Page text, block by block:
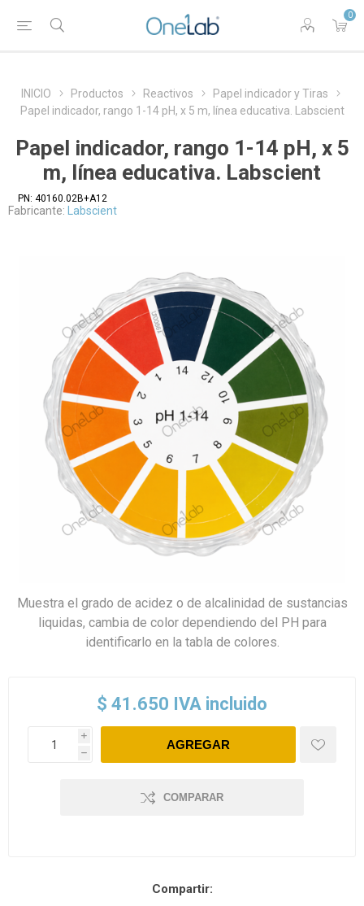
0
INICIO Productos Reactivos
Papel indicador y Tiras
Papel indicador, rango 1-14 pH, x 5 m, línea educativa. Labscient
Papel indicador, rango 1-14 pH, x 5
m, línea educativa. Labscient
PN: 40160.02B+A12
Fabricante: Labscient
Muestra el grado de acidez o de alcalinidad de sustancias
liquidas, cambia de color dependiendo del PH para
identificarlo en la tabla de colores.
$ 41.650 IVA incluido
i
h
COMPARAR
Compartir: